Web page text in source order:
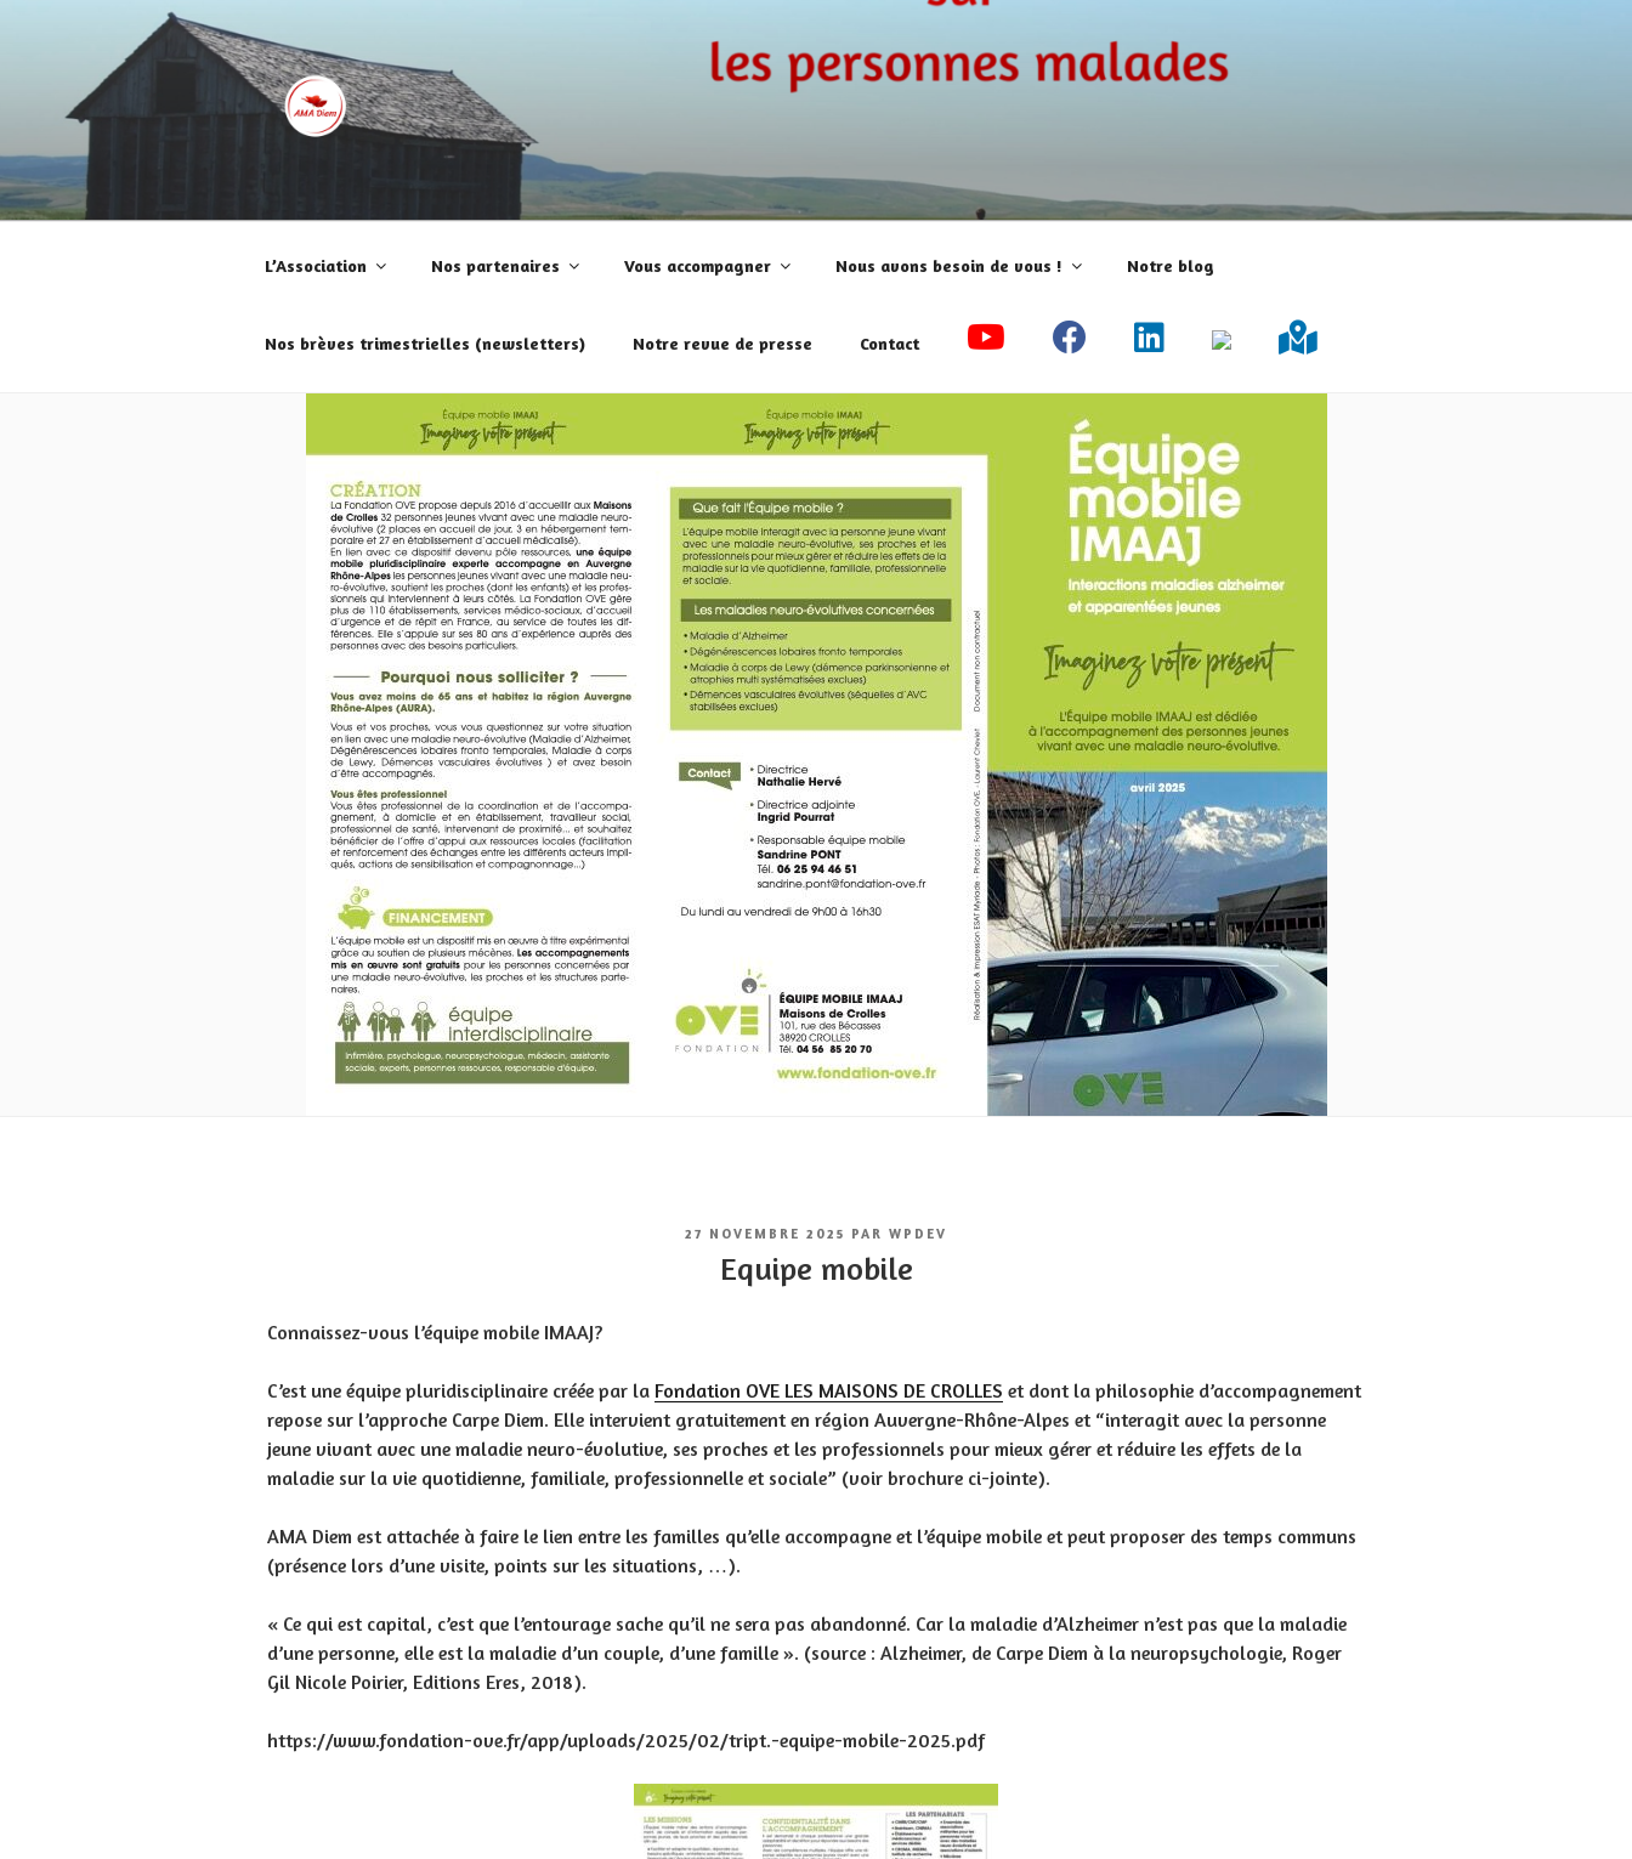
Aime le jour, avec et malgré la maladie!
L’Association Nos partenaires Vous accompagner Nous avons besoin de vous ! Notre blog
Nos brèves trimestrielles (newsletters) Notre revue de presse Contact
PUBLIÉ
27 NOVEMBRE 2025 PAR WPDEV
Equipe mobile
Connaissez-vous l’équipe mobile IMAAJ?
C’est une équipe pluridisciplinaire créée par la Fondation OVE LES MAISONS DE CROLLES et dont la philosophie d’accompagnement
repose sur l’approche Carpe Diem. Elle intervient gratuitement en région Auvergne-Rhône-Alpes et “interagit avec la personne
jeune vivant avec une maladie neuro-évolutive, ses proches et les professionnels pour mieux gérer et réduire les effets de la
maladie sur la vie quotidienne, familiale, professionnelle et sociale” (voir brochure ci-jointe).
AMA Diem est attachée à faire le lien entre les familles qu’elle accompagne et l’équipe mobile et peut proposer des temps communs
(présence lors d’une visite, points sur les situations, …).
« Ce qui est capital, c’est que l’entourage sache qu’il ne sera pas abandonné. Car la maladie d’Alzheimer n’est pas que la maladie
d’une personne, elle est la maladie d’un couple, d’une famille ». (source : Alzheimer, de Carpe Diem à la neuropsychologie, Roger
Gil Nicole Poirier, Editions Eres, 2018).
https://www.fondation-ove.fr/app/uploads/2025/02/tript.-equipe-mobile-2025.pdf